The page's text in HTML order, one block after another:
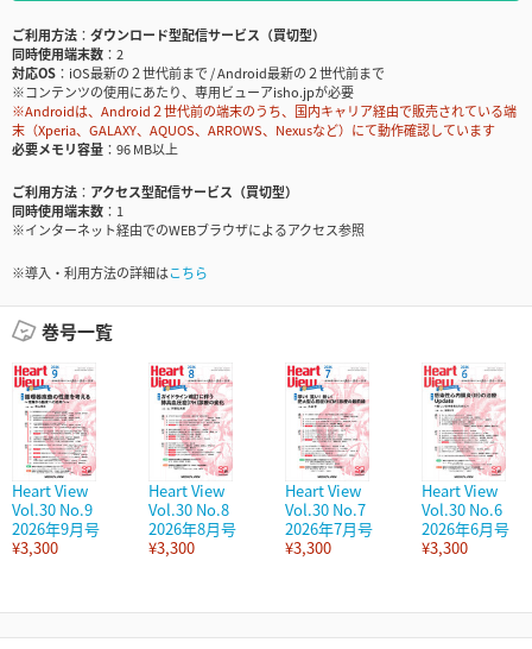
ご利用方法
ダウンロード型配信サービス（買切型）
同時使用端末数
2
対応OS
iOS最新の２世代前まで / Android最新の２世代前まで
※コンテンツの使用にあたり、専用ビューアisho.jpが必要
※Androidは、Android２世代前の端末のうち、国内キャリア経由で販売されている端
末（Xperia、GALAXY、AQUOS、ARROWS、Nexusなど）にて動作確認しています
必要メモリ容量
96 MB以上
ご利用方法
アクセス型配信サービス（買切型）
同時使用端末数
1
※インターネット経由でのWEBブラウザによるアクセス参照
※導入・利用方法の詳細はこちら
巻号一覧
Heart View
Vol.30 No.9
2026年9月号
¥3,300
Heart View
Vol.30 No.8
2026年8月号
¥3,300
Heart View
Vol.30 No.7
2026年7月号
¥3,300
Heart View
Vol.30 No.6
2026年6月号
¥3,300